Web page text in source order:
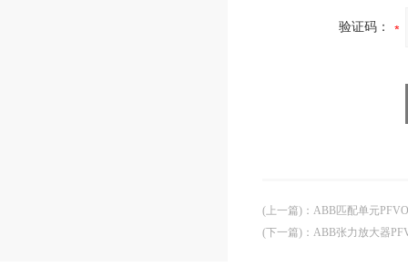
验证码：
(上一篇) ： ABB匹配单元
(下一篇) ： ABB张力放大器